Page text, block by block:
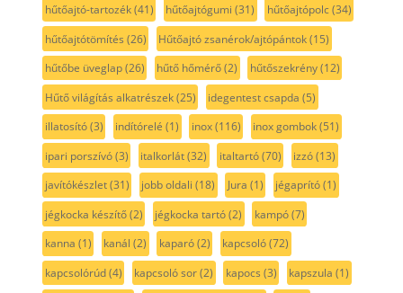
hűtőajtó-tartozék(41) hűtőajtógumi (31) hűtőajtópolc(34)
hűtőajtótömítés (26) Hűtőajtó zsanérok/ajtópántok(15)
hűtőbe üveglap(26) hűtő hőmérő(2) hűtőszekrény(12)
Hűtő világítás alkatrészek(25) idegentest csapda (5)
illatosító(3) indítórelé (1) inox(116) inox gombok(51)
ipari porszívó(3) italkorlát(32) italtartó(70) izzó(13)
javítókészlet(31) jobb oldali (18) Jura (1) jégaprító(1)
jégkocka készítő(2) jégkocka tartó(2) kampó(7)
kanna (1) kanál (2) kaparó(2) kapcsoló(72)
kapcsolórúd(4) kapcsoló sor(2) kapocs (3) kapszula (1)